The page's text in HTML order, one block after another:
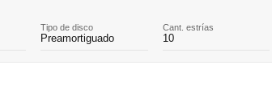
Tipo de disco
Preamortiguado
Cant. estrías
10